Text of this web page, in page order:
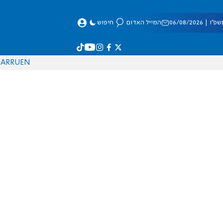
08/2026 המייל האדום חיפוש
EN
RU
AR